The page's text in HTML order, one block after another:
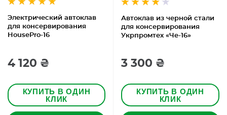
Электрический автоклав
для консервирования
HousePro-16
4 120 ₴
КУПИТЬ В ОДИН
КЛИК
Автоклав из черной стали
для консервирования
Укрпромтех «Че-16»
3 300 ₴
КУПИТЬ В ОДИН
КЛИК